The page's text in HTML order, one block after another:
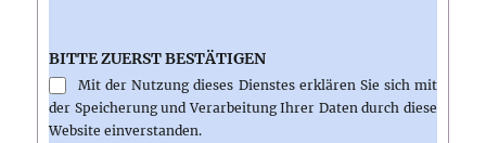
BITTE ZUERST BESTÄTIGEN
Mit der Nutzung dieses Dienstes erklären Sie sich mit
der Speicherung und Verarbeitung Ihrer Daten durch diese
Website einverstanden.